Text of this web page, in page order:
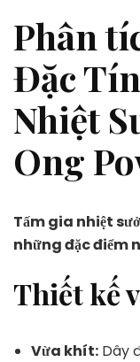
Phân
Đặc
Nhiệt
Ong
Tấm gia nhiệt
những đặc điểm
Thiết kế
Vừa khít: Dây